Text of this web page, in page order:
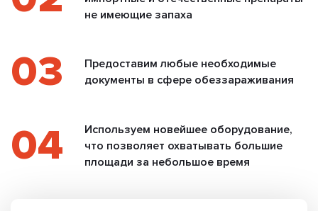
не имеющие запаха
03
Предоставим любые необходимые
документы в сфере обеззараживания
04
Используем новейшее оборудование,
что позволяет охватывать большие
площади за небольшое время